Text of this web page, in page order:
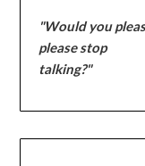
"Would you
please stop
talking?"